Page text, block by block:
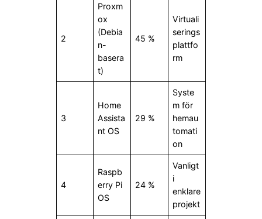
2
Proxm
ox
(Debia
n-
basera
t)
45 %
Virtuali
serings
plattfo
rm
3
Home
Assista
nt OS
29 %
Syste
m för
hemau
tomati
on
4
Raspb
erry Pi
OS
24 %
Vanligt
i
enklare
projekt